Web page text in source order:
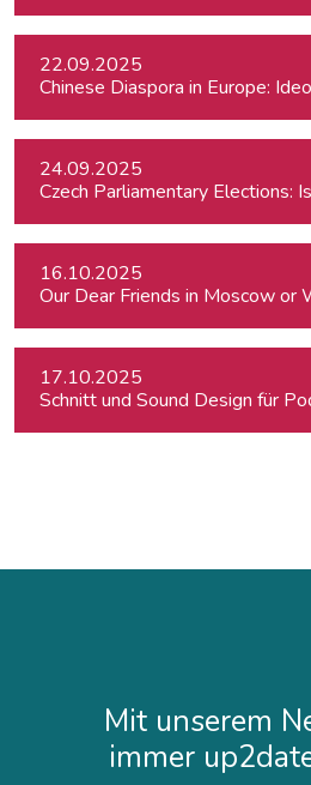
22.09.2025
Chinese Diaspora in Europe:
24.09.2025
Czech Parliamentary Elections:
16.10.2025
Our Dear Friends in Moscow or
17.10.2025
Schnitt und Sound Design für
Mit unserem
immer